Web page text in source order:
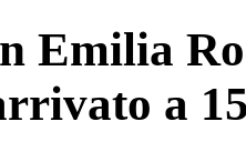
Emilia
a